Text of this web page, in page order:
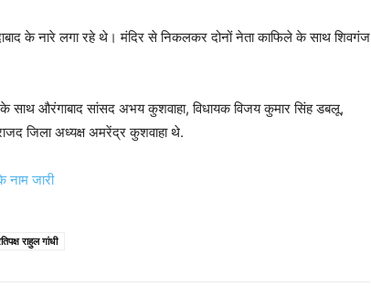
के नारे लगा रहे थे। मंदिर से निकलकर दोनों नेता काफिले के साथ शिवगंज
के साथ औरंगाबाद सांसद अभय कुशवाहा, विधायक विजय कुमार सिंह डबलू,
जिला अध्यक्ष अमरेंद्र कुशवाहा थे.
जारी
राहुल गांधी